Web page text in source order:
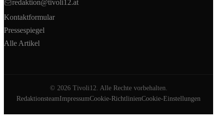
redaktion@tivoli12.at
Kontaktformular
Pressespiegel
Alle Artikel
© 2026Tivoli12. Alle Rechte vorbehalten.
RedaktionsteamImpressumCookie-RichtlinienCookie-Einstellungen